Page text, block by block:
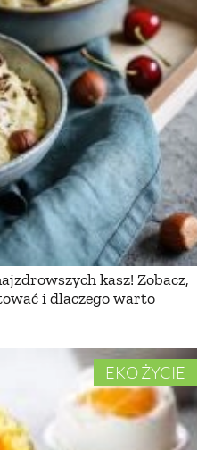
kasz! Zobacz,
i dlaczego warto
EKO ŻYCIE
DOMOWE
W NATURZE